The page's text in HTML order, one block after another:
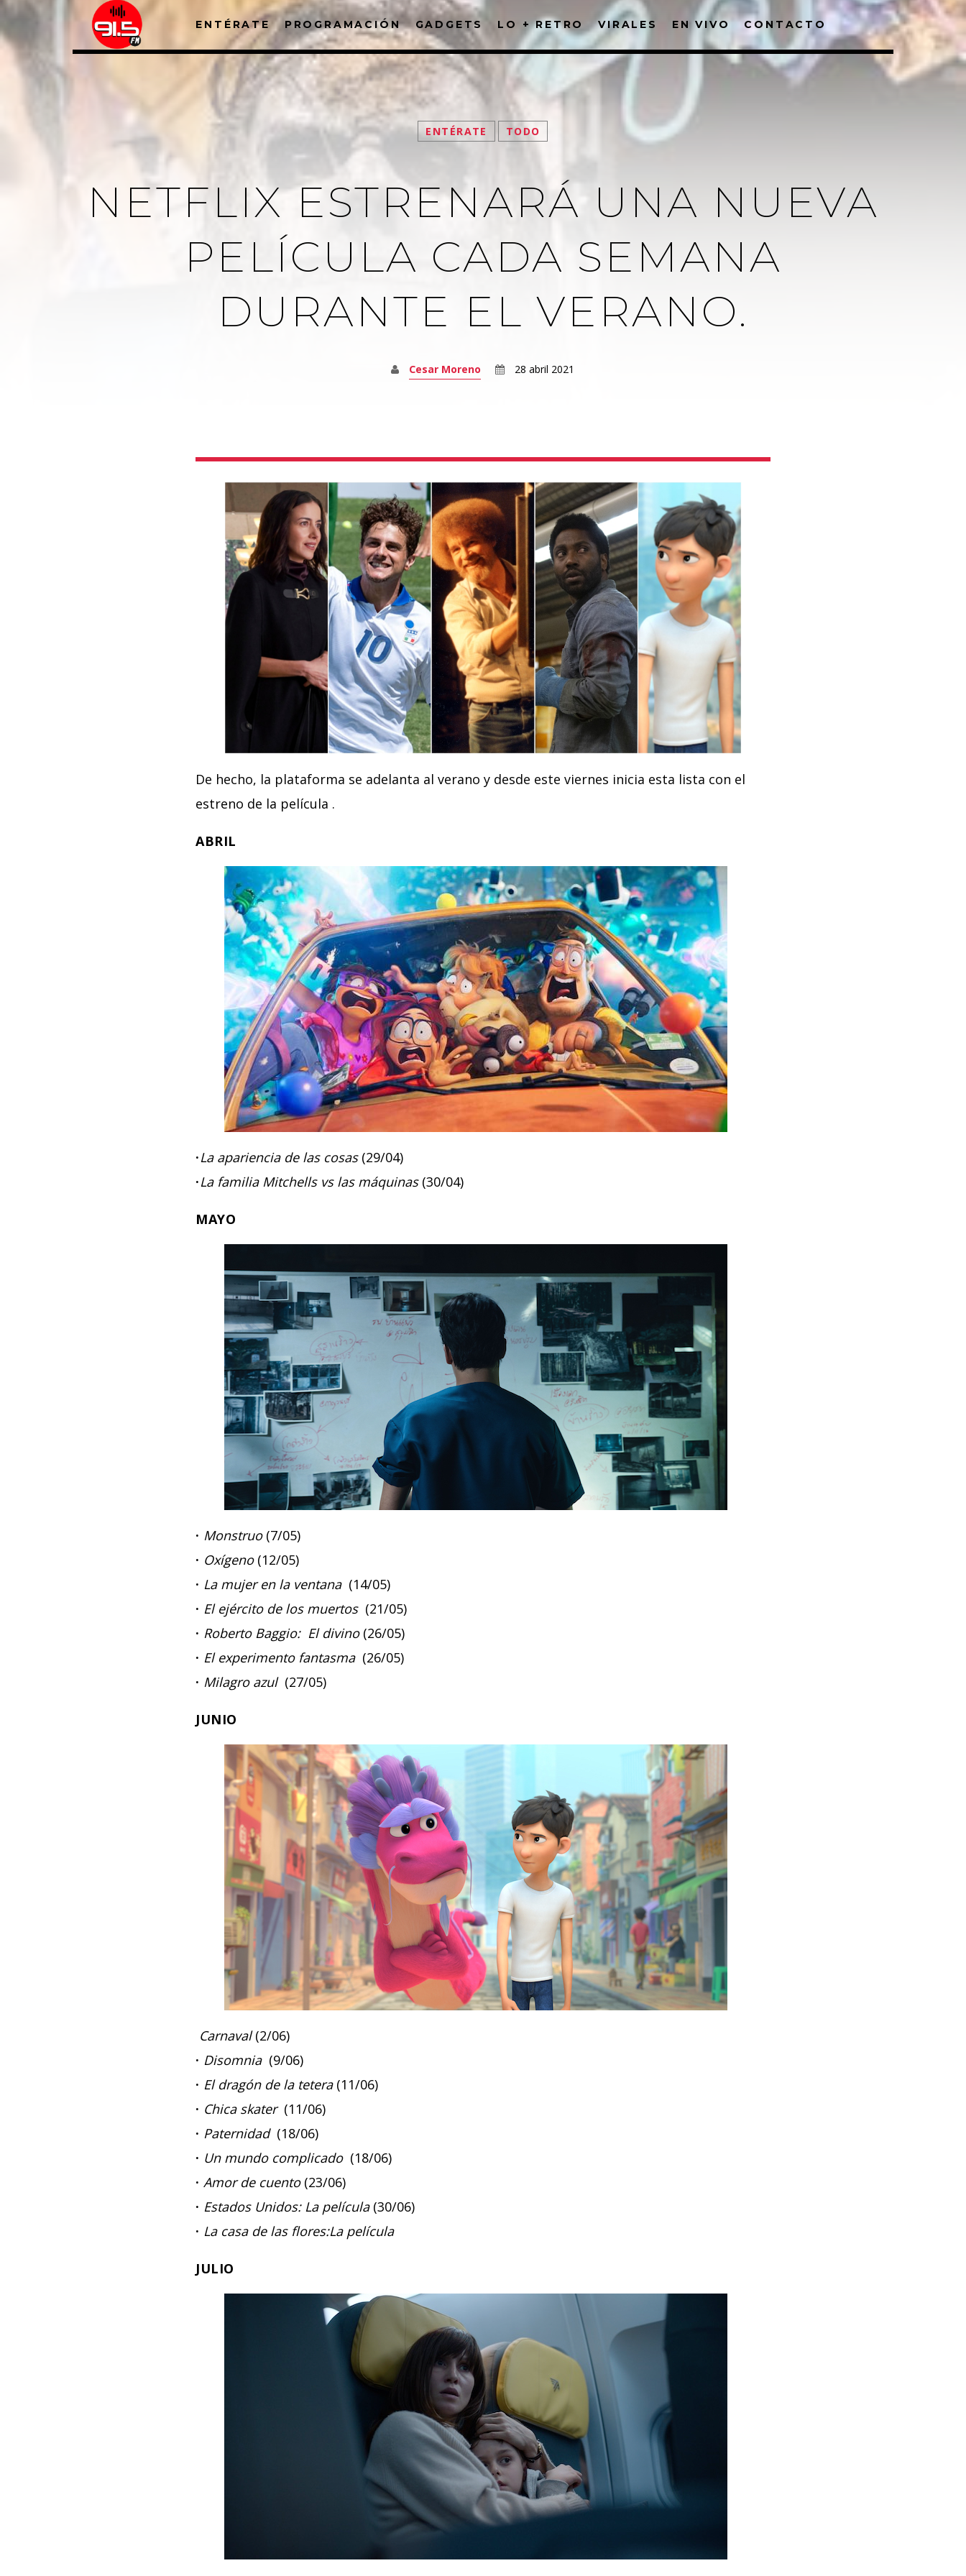
ENTÉRATE PROGRAMACIÓN GADGETS LO + RETRO VIRALES EN VIVO CONTACTO
FACEBOOK
ENTÉRATE TODO
NETFLIX ESTRENARÁ UNA NUEVA
PELÍCULA CADA SEMANA
DURANTE EL VERANO.
Cesar Moreno 28 abril 2021
De hecho, la plataforma se adelanta al verano y desde este viernes inicia esta lista con el
estreno de la película .
ABRIL
·La apariencia de las cosas(29/04)
·La familia Mitchells vs las máquinas(30/04)
MAYO
· Monstruo(7/05)
· Oxígeno(12/05)
· La mujer en la ventana(14/05)
· El ejército de los muertos(21/05)
· Roberto Baggio: El divino(26/05)
· El experimento fantasma(26/05)
· Milagro azul (27/05)
JUNIO
Carnaval(2/06)
· Disomnia(9/06)
· El dragón de la tetera(11/06)
· Chica skater(11/06)
· Paternidad(18/06)
· Un mundo complicado(18/06)
· Amor de cuento (23/06)
· Estados Unidos: La película(30/06)
· La casa de las flores:La película
JULIO